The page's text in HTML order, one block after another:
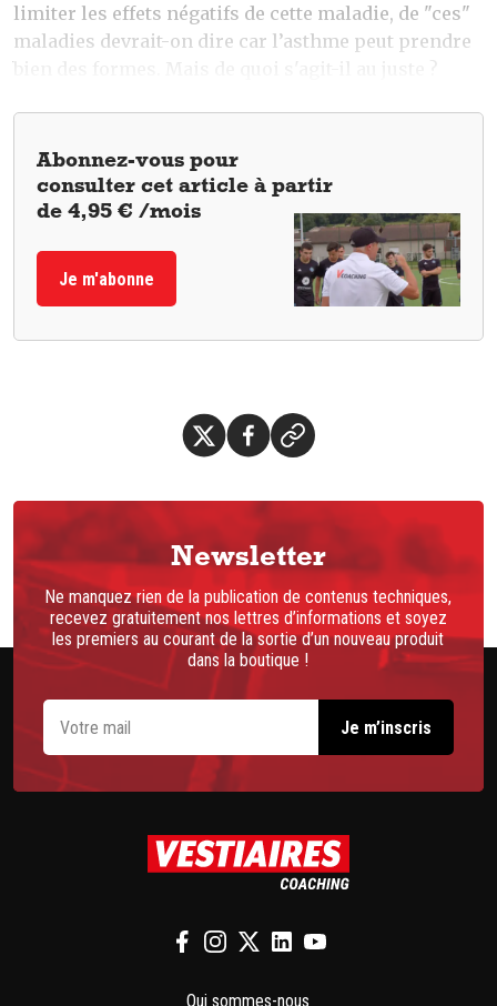
limiter les effets négatifs de cette maladie, de "ces"
maladies devrait-on dire car l’asthme peut prendre
Abonnez-vous pour
consulter cet article à partir
de 4,95 € /mois
Je m'abonne
Newsletter
Ne manquez rien de la publication de contenus techniques,
recevez gratuitement nos lettres d’informations et soyez
les premiers au courant de la sortie d’un nouveau produit
dans la boutique !
Qui sommes-nous